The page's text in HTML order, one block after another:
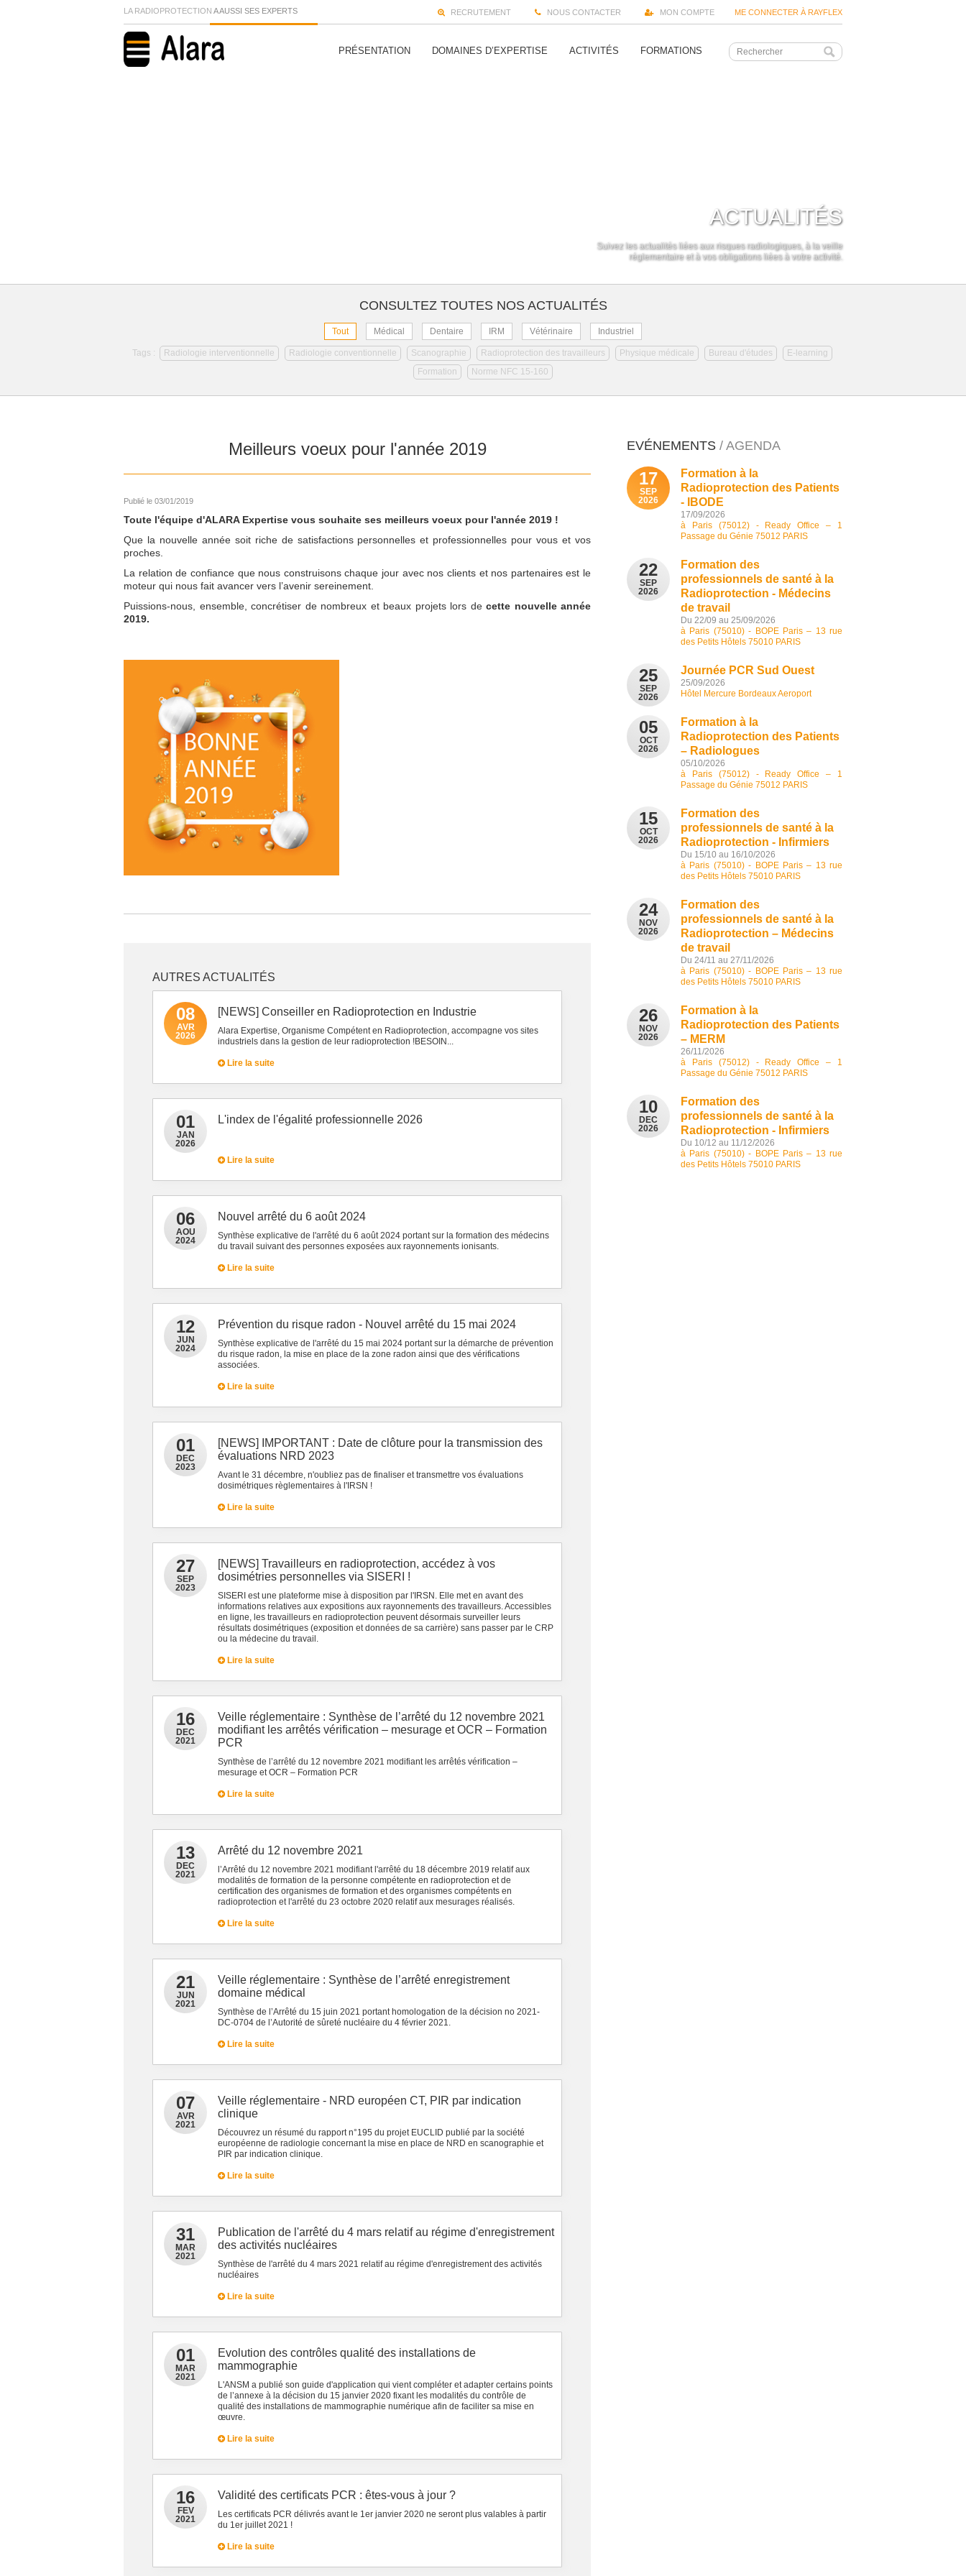
RECRUTEMENT NOUS CONTACTER MON COMPTE ME CONNECTER À RAYFLEX
LA RADIOPROTECTION A AUSSI SES EXPERTS
PRÉSENTATION DOMAINES D’EXPERTISE ACTIVITÉS FORMATIONS
ACTUALITÉS
Suivez les actualités liées aux risques radiologiques, à la veille
réglementaire et à vos obligations liées à votre activité.
CONSULTEZ TOUTES NOS ACTUALITÉS
Tout Médical Dentaire IRM Vétérinaire Industriel
Tags : Radiologie interventionnelle Radiologie conventionnelle Scanographie Radioprotection des travailleurs Physique médicale Bureau d'études
E-learning
Formation
Norme NFC 15-160
Meilleurs voeux pour l'année 2019
Publié le 03/01/2019
Toute l'équipe d'ALARA Expertise vous souhaite ses meilleurs voeux pour l'année 2019 !
Que la nouvelle année soit riche de satisfactions personnelles et professionnelles pour vous et vos
proches.
La relation de confiance que nous construisons chaque jour avec nos clients et nos partenaires est le
moteur qui nous fait avancer vers l’avenir sereinement.
Puissions-nous, ensemble, concrétiser de nombreux et beaux projets lors de cette nouvelle année
2019.
AUTRES ACTUALITÉS
08
AVR
2026
[NEWS] Conseiller en Radioprotection en Industrie
Alara Expertise, Organisme Compétent en Radioprotection, accompagne vos sites
industriels dans la gestion de leur radioprotection !BESOIN...
Lire la suite
01
JAN
2026
L'index de l'égalité professionnelle 2026
Lire la suite
06
AOU
2024
Nouvel arrêté du 6 août 2024
Synthèse explicative de l'arrêté du 6 août 2024 portant sur la formation des médecins
du travail suivant des personnes exposées aux rayonnements ionisants.
Lire la suite
12
JUN
2024
Prévention du risque radon - Nouvel arrêté du 15 mai 2024
Synthèse explicative de l'arrêté du 15 mai 2024 portant sur la démarche de prévention
du risque radon, la mise en place de la zone radon ainsi que des vérifications
associées.
Lire la suite
01
DEC
2023
[NEWS] IMPORTANT : Date de clôture pour la transmission des
évaluations NRD 2023
Avant le 31 décembre, n'oubliez pas de finaliser et transmettre vos évaluations
dosimétriques règlementaires à l'IRSN !
Lire la suite
27
SEP
2023
[NEWS] Travailleurs en radioprotection, accédez à vos
dosimétries personnelles via SISERI !
SISERI est une plateforme mise à disposition par l'IRSN. Elle met en avant des
informations relatives aux expositions aux rayonnements des travailleurs. Accessibles
en ligne, les travailleurs en radioprotection peuvent désormais surveiller leurs
résultats dosimétriques (exposition et données de sa carrière) sans passer par le CRP
ou la médecine du travail.
Lire la suite
16
DEC
2021
Veille réglementaire : Synthèse de l’arrêté du 12 novembre 2021
modifiant les arrêtés vérification – mesurage et OCR – Formation
PCR
Synthèse de l’arrêté du 12 novembre 2021 modifiant les arrêtés vérification –
mesurage et OCR – Formation PCR
Lire la suite
13
DEC
2021
Arrêté du 12 novembre 2021
l’Arrêté du 12 novembre 2021 modifiant l'arrêté du 18 décembre 2019 relatif aux
modalités de formation de la personne compétente en radioprotection et de
certification des organismes de formation et des organismes compétents en
radioprotection et l'arrêté du 23 octobre 2020 relatif aux mesurages réalisés.
Lire la suite
21
JUN
2021
Veille réglementaire : Synthèse de l’arrêté enregistrement
domaine médical
Synthèse de l’Arrêté du 15 juin 2021 portant homologation de la décision no 2021-
DC-0704 de l’Autorité de sûreté nucléaire du 4 février 2021.
Lire la suite
07
AVR
2021
Veille réglementaire - NRD européen CT, PIR par indication
clinique
Découvrez un résumé du rapport n°195 du projet EUCLID publié par la société
européenne de radiologie concernant la mise en place de NRD en scanographie et
PIR par indication clinique.
Lire la suite
31
MAR
2021
Publication de l'arrêté du 4 mars relatif au régime d'enregistrement
des activités nucléaires
Synthèse de l'arrêté du 4 mars 2021 relatif au régime d'enregistrement des activités
nucléaires
Lire la suite
01
MAR
2021
Evolution des contrôles qualité des installations de
mammographie
L'ANSM a publié son guide d'application qui vient compléter et adapter certains points
de l’annexe à la décision du 15 janvier 2020 fixant les modalités du contrôle de
qualité des installations de mammographie numérique afin de faciliter sa mise en
œuvre.
Lire la suite
16
FEV
2021
Validité des certificats PCR : êtes-vous à jour ?
Les certificats PCR délivrés avant le 1er janvier 2020 ne seront plus valables à partir
du 1er juillet 2021 !
Lire la suite
EVÉNEMENTS / AGENDA
17
SEP
2026
Formation à la
Radioprotection des Patients
- IBODE
17/09/2026
à Paris (75012) - Ready Office – 1
Passage du Génie 75012 PARIS
22
SEP
2026
Formation des
professionnels de santé à la
Radioprotection - Médecins
de travail
Du 22/09 au 25/09/2026
à Paris (75010) - BOPE Paris – 13 rue
des Petits Hôtels 75010 PARIS
25
SEP
2026
Journée PCR Sud Ouest
25/09/2026
Hôtel Mercure Bordeaux Aeroport
05
OCT
2026
Formation à la
Radioprotection des Patients
– Radiologues
05/10/2026
à Paris (75012) - Ready Office – 1
Passage du Génie 75012 PARIS
15
OCT
2026
Formation des
professionnels de santé à la
Radioprotection - Infirmiers
Du 15/10 au 16/10/2026
à Paris (75010) - BOPE Paris – 13 rue
des Petits Hôtels 75010 PARIS
24
NOV
2026
Formation des
professionnels de santé à la
Radioprotection – Médecins
de travail
Du 24/11 au 27/11/2026
à Paris (75010) - BOPE Paris – 13 rue
des Petits Hôtels 75010 PARIS
26
NOV
2026
Formation à la
Radioprotection des Patients
– MERM
26/11/2026
à Paris (75012) - Ready Office – 1
Passage du Génie 75012 PARIS
10
DEC
2026
Formation des
professionnels de santé à la
Radioprotection - Infirmiers
Du 10/12 au 11/12/2026
à Paris (75010) - BOPE Paris – 13 rue
des Petits Hôtels 75010 PARIS